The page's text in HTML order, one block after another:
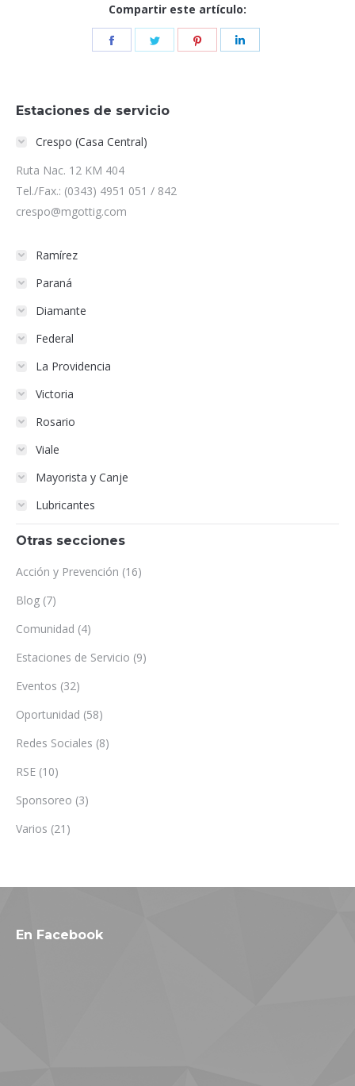
Compartir este artículo:
Share
Share
Share
Estaciones de servicio
Crespo (Casa Central)
Ruta Nac. 12 KM 404
Tel./Fax.: (0343) 4951 051 / 842
crespo@mgottig.com
Ramírez
Paraná
Diamante
Federal
La Providencia
Victoria
Rosario
Viale
Mayorista y Canje
Lubricantes
Otras secciones
Acción y Prevención (16)
Blog (7)
Comunidad (4)
Estaciones de Servicio (9)
Eventos (32)
Oportunidad (58)
Redes Sociales (8)
RSE (10)
Sponsoreo (3)
Varios (21)
En Facebook